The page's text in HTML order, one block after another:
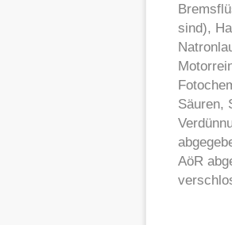
sind),
Säuren,
AöR